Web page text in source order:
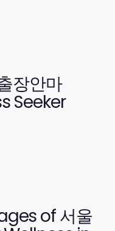
장안마
Seeker
of 서울